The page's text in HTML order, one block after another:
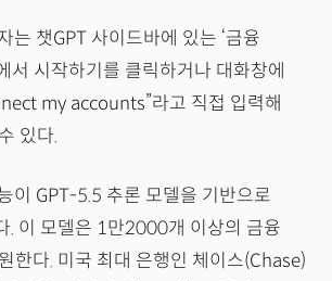
는 챗GPT 사이드바에 있는 ‘금융
서 시작하기를 클릭하거나 대화창에
my accounts”라고 직접 입력해
있다.
이 GPT-5.5 추론 모델을 기반으로
. 이 모델은 1만2000개 이상의 금융
한다. 미국 최대 은행인 체이스(Chase)